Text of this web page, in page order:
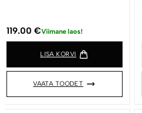
119.00 €Viimane laos!
LISA KORVI
VAATA TOODET